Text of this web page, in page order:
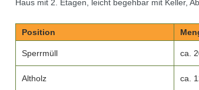
Haus mit 2. Etagen, leicht begehbar mit Keller,
Position
Sperrmüll ca.
Altholz ca.